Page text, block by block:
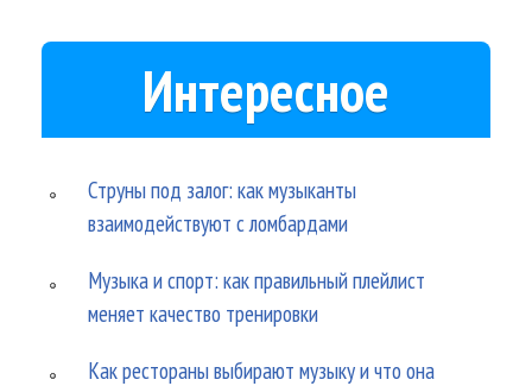
Интересное
Струны под залог: как музыканты
взаимодействуют с ломбардами
Музыка и спорт: как правильный плейлист
меняет качество тренировки
Как рестораны выбирают музыку и что она